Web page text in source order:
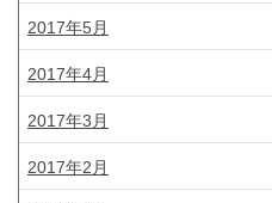
2017年5月
2017年4月
2017年3月
2017年2月